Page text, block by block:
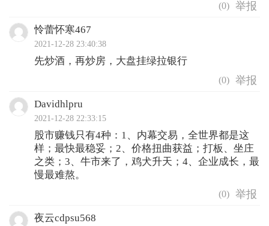
(0)
怜蕾怀寒467
2021-12-28 23:40:38
先炒酒，再炒房，大盘挂绿拉银行
(0)
Davidhlpru
2021-12-28 22:33:15
股市赚钱只有4种：1、内幕交易，全世界都是这
样；最快最稳妥；2、价格扭曲获益；打板、坐庄
之类；3、牛市来了，鸡犬升天；4、企业成长，最
慢最难熬。
(0)
夜云cdpsu568